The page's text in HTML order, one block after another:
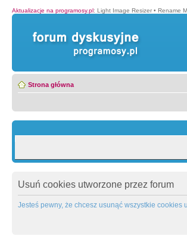
Aktualizacje na programosy.pl: Light Image Resizer • Rename
Strona główna
Usuń cookies utworzone przez forum
Jesteś pewny, że chcesz usunąć wszystkie cookies